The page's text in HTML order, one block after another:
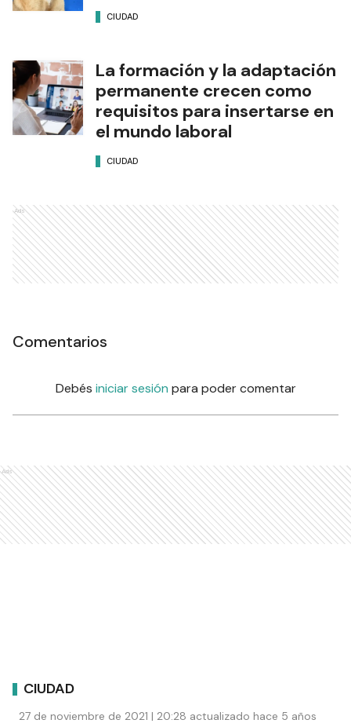
CIUDAD
La formación y la adaptación
permanente crecen como
requisitos para insertarse en
el mundo laboral
CIUDAD
Ads
Comentarios
Debés iniciar sesión para poder comentar
Ads
CIUDAD
27 de noviembre de 2021 | 20:28 actualizado hace 5 años